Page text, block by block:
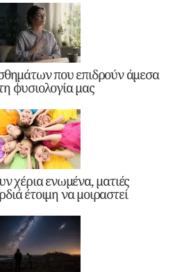
που επιδρούν άμεσα
φυσιολογία μας
χέρια ενωμένα, ματιές
έτοιμη να μοιραστεί